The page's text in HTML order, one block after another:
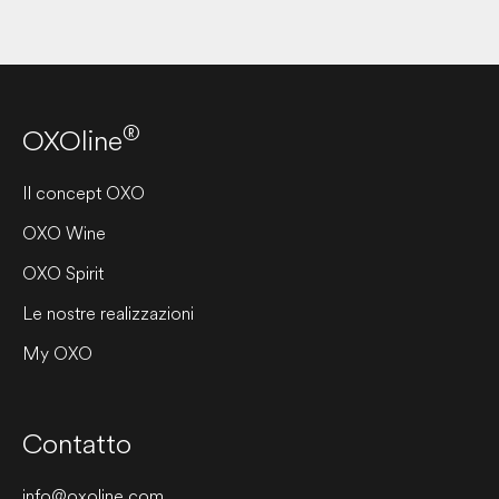
OXOline®
Il concept OXO
OXO Wine
OXO Spirit
Le nostre realizzazioni
My OXO
Contatto